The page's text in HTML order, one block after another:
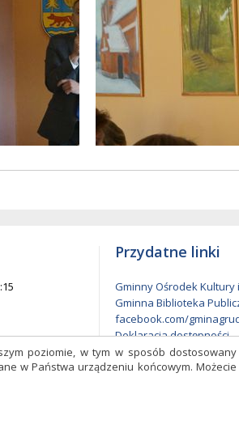
poziomie, w tym w sposób
w Państwa urządzeniu końcowym.
Przydatne linki
Gminny Ośrodek Kultury
Gminna Biblioteka
facebook.com/
Deklaracja dostępności